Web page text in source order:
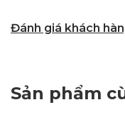
Đánh giá khách
Sản phẩm